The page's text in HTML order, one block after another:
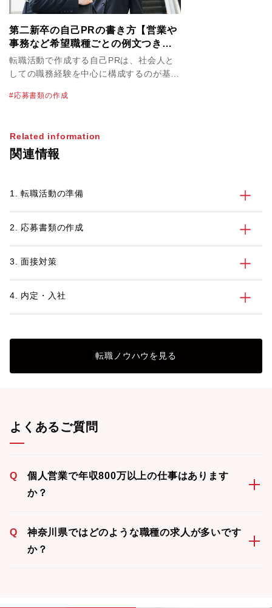
第二新卒の自己PRの書き方【営業や
事務など希望職種ごとの例文つき】
｜転職エージェントのパソナキャリ
ア
転職活動で作成する自己PRは、社会人と
しての職務経験を中心に構成するのが基本
出てからの経験が浅いため、目立った実績
らないという人もいるでしょう。そこで今
回は、第二新卒者が自己PRを作成する際
応募書類の作成
Related information
関連情報
1. 転職活動の準備
2. 応募書類の作成
3. 面接対策
4. 内定・入社
転職ノウハウを見る
よくあるご質問
Q
個人営業で年収800万以上の仕事はあります
か？
Q
神奈川県ではどのような職種の求人が多いです
か？